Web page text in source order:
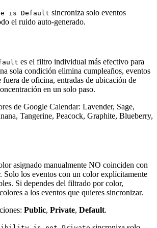
is Default sincroniza solo eventos
el ruido auto-generado.
es el filtro individual más efectivo para
sola condición elimina cumpleaños, eventos
de oficina, entradas de ubicación de
en un solo paso.
de Google Calendar: Lavender, Sage,
Tangerine, Peacock, Graphite, Blueberry,
asignado manualmente NO coinciden con
los eventos con un color explícitamente
Si dependes del filtrado por color,
a los eventos que quieres sincronizar.
Public, Private, Default.